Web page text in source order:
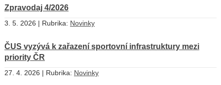
Zpravodaj 4/2026
3. 5. 2026 | Rubrika: Novinky
ČUS vyzývá k zařazení sportovní infrastruktury mezi
priority ČR
27. 4. 2026 | Rubrika: Novinky